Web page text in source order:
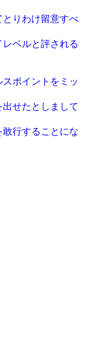
りわけ留意すべ
ベルと評される
ポイントをミッ
せたとしまして
行することにな